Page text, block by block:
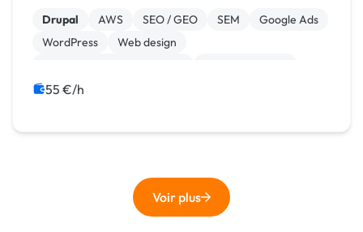
Drupal AWS SEO / GEO SEM
Google Ads
WordPress
Web design
Développement spécifique
55 €/h
Voir plus